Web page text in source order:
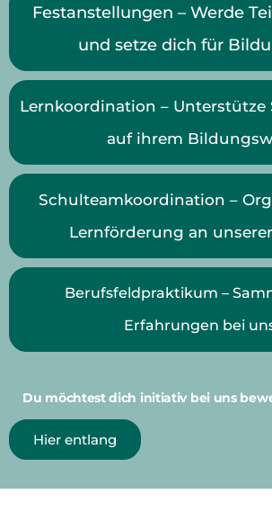
Festanstellungen – Werde
und setze dich für
Lernkoordination – Unterstütze
auf ihrem
Schulteamkoordination –
Lernförderung an
Berufsfeldpraktikum –
Erfahrungen bei
Du möchtest dich initiativ bei uns
Hier entlang